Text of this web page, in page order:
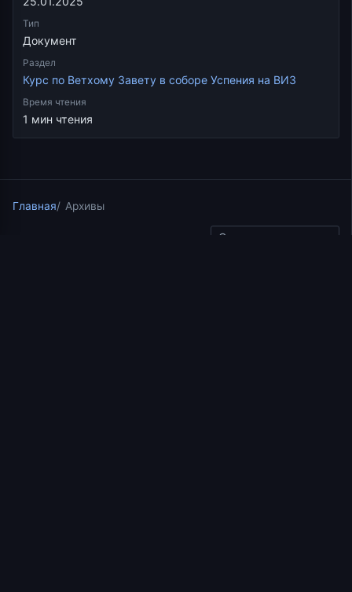
Тип
Документ
Раздел
Курс по Ветхому Завету в соборе Успения на ВИЗ
Время чтения
1 мин чтения
Главная Архивы
Скопировать ссылку